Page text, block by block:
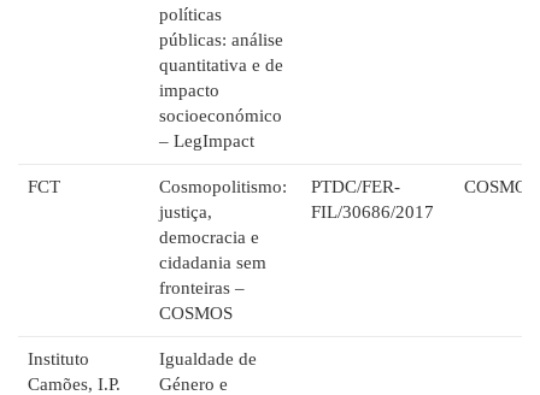
políticas
públicas: análise
quantitativa e de
impacto
socioeconómico
– LegImpact
FCT
Cosmopolitismo:
justiça,
democracia e
cidadania sem
fronteiras –
COSMOS
PTDC/FER-
FIL/30686/2017
COSMOS
Instituto
Camões, I.P.
Igualdade de
Género e